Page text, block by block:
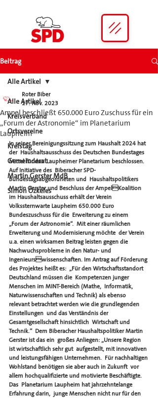
Beitrag
Alle Artikel
Kreisverband
Ortsvereine
Kreistag
Gemeinderat
Martin Gerster MdB
Simon Özkeles
Alle Artikel
Ampel beschließt 650.000 Euro Zuschuss für ein
„Forum der Astronomie“ im Planetarium
Laupheim
Roter Biber
17. Nov. 2023
In seiner Bereinigungssitzung zum Haushalt 2024 hat
der  Haushaltsausschuss des Deutschen Bundestages
Mittel für das  Laupheimer Planetarium beschlossen.
Auf Initiative des  Biberacher SPD-
Bundestagsabgeordneten und  Haushaltspolitikers
Martin Gerster und Beschluss der AmpelKoalition
im Haushaltsausschuss erhält der Verein
Volkssternwarte Laupheim 650.000 Euro
Bundeszuschuss für die  Erweiterung zu einem
„Forum der Astronomie“.  Mit einer räumlichen
Erweiterung und Modernisierung möchte  der Verein
u.a. einen wirksamen Beitrag leisten gegen die
Nachwuchsprobleme in den Natur- und
Ingenieurswissenschaften. Im Antrag auf Förderung
des Projektes heißt es:  „Für den Wirtschaftsstandort
Deutschland müssen die  Kompetenzen junger
Menschen im MINT-Bereich (Mathe,  Informatik,
Naturwissenschaften und Technik) als ebenso
relevant betrachtet werden wie die grundlegenden
Einstellungen  und das Verständnis der
Gesamtgesellschaft hinsichtlich  Wirtschaft und
Technik.“  Dem Biberacher Haushaltspolitiker Martin
Gerster ist das ein  großes Anliegen: „Unsere Region
ist wirtschaftlich sehr gut  aufgestellt, mit innovativen
und leistungsfähigen Unternehmen.  Für nachhaltigen
Wohlstand benötigen sie aber auch in Zukunft  vor
allem hochqualifizierte und motivierte Beschäftigte.
Das  Planetarium Laupheim hat jahrzehntelange
Erfahrung darin,  junge Menschen nicht nur für den